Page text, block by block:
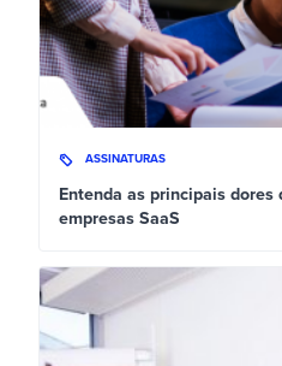
ASSINATURAS
Entenda as principais dores
empresas SaaS